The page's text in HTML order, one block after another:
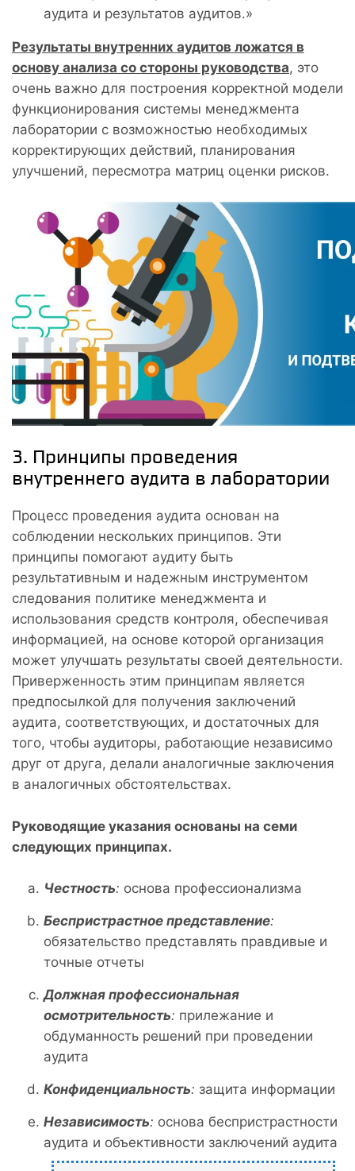
аудита и результатов аудитов.»
Результаты внутренних аудитов ложатся в
основу анализа со стороны руководства, это
очень важно для построения корректной модели
функционирования системы менеджмента
лаборатории с возможностью необходимых
корректирующих действий, планирования
улучшений, пересмотра матриц оценки рисков.
3. Принципы проведения
внутреннего аудита в лаборатории
Процесс проведения аудита основан на
соблюдении нескольких принципов. Эти
принципы помогают аудиту быть
результативным и надежным инструментом
следования политике менеджмента и
использования средств контроля, обеспечивая
информацией, на основе которой организация
может улучшать результаты своей деятельности.
Приверженность этим принципам является
предпосылкой для получения заключений
аудита, соответствующих, и достаточных для
того, чтобы аудиторы, работающие независимо
друг от друга, делали аналогичные заключения
в аналогичных обстоятельствах.
Руководящие указания основаны на семи
следующих принципах.
Честность: основа профессионализма
Беспристрастное представление:
обязательство представлять правдивые и
точные отчеты
Должная профессиональная
осмотрительность: прилежание и
обдуманность решений при проведении
аудита
Конфиденциальность: защита информации
Независимость: основа беспристрастности
аудита и объективности заключений аудита